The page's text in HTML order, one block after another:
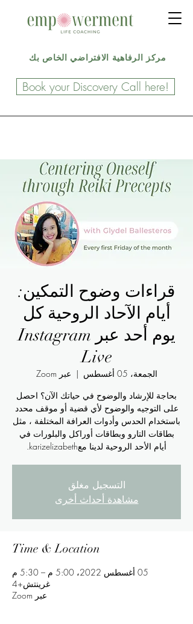
مركز الرفاهية الافتراضي الخاص بك
Book your Discovery Call here!
قراءات وضوح التمكين:
أيام الآحاد الروحية كل
يوم أحد عبر Instagram
Live
الجمعة، 05 أغسطس
  |
عبر Zoom
بحاجة للإرشاد والوضوح في حياتك الآن؟ احصل
على التوجيه والوضوح لأي قضية أو موقف محدد
باستخدام الحدس وأدوات العرافة المختلفة ، مثل
بطاقات التارو وبطاقات أوراكل والبلورات في
أيام الأحد الروحية لدينا معkarizelizabeth.
التسجيل مغلق
مشاهدة أحداث أخرى
Time & Location
05 أغسطس 2022، 5:00 م – 5:30 م
غرينتش+4
عبر Zoom